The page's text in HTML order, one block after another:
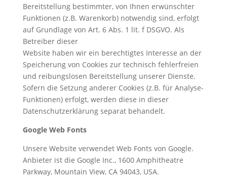
Bereitstellung bestimmter, von Ihnen erwünschter
Funktionen (z.B. Warenkorb) notwendig sind, erfolgt
auf Grundlage von Art. 6 Abs. 1 lit. f DSGVO. Als
Betreiber dieser
Website haben wir ein berechtigtes Interesse an der
Speicherung von Cookies zur technisch fehlerfreien
und reibungslosen Bereitstellung unserer Dienste.
Sofern die Setzung anderer Cookies (z.B. für Analyse-
Funktionen) erfolgt, werden diese in dieser
Datenschutzerklärung separat behandelt.
Google Web Fonts
Unsere Website verwendet Web Fonts von Google.
Anbieter ist die Google Inc., 1600 Amphitheatre
Parkway, Mountain View, CA 94043, USA.